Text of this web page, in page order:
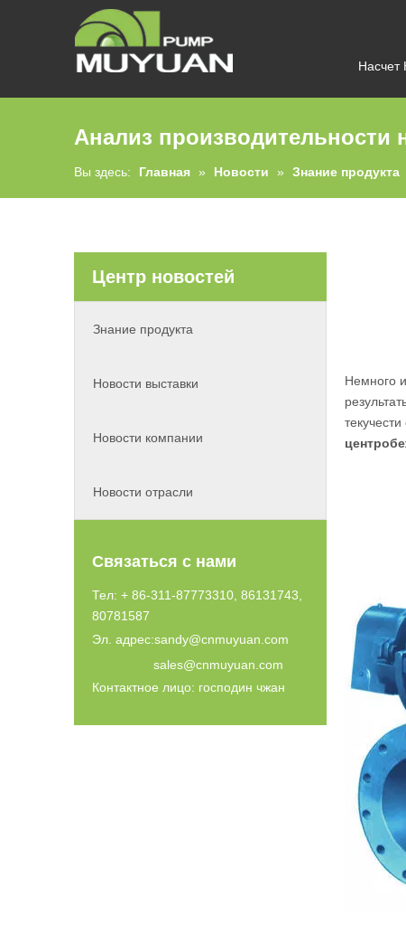
Насчет
Анализ производительности
Вы здесь: Главная » Новости » Знание продукта
Центр новостей
Знание продукта
Новости выставки
Новости компании
Новости отрасли
Связаться с нами
Тел: + 86-311-87773310, 86131743,
80781587
Эл. адрес:sandy@cnmuyuan.com
sales@cnmuyuan.com
Контактное лицо: господин чжан
Немного